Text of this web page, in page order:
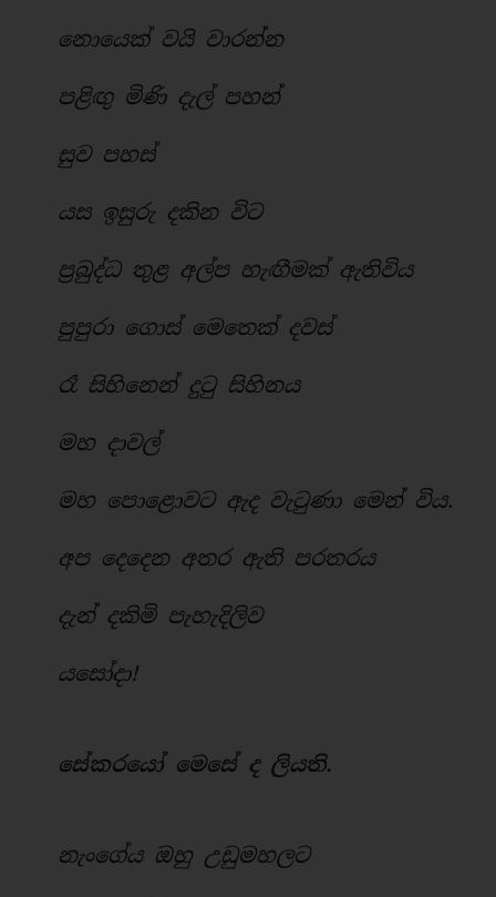
නොයෙක් වයි වාරන්න
පළිඟු මිණි දැල් පහන්
සුව පහස්
යස ඉසුරු දකින විට
ප්‍රබුද්ධ තුළ අල්ප හැඟීමක් ඇතිවිය
පුපුරා ගොස් මෙතෙක් දවස්
රෑ සිහිනෙන් දුටු සිහිනය
මහ දාවල්
මහ පොළොවට ඇද වැටුණා මෙන් විය.
අප දෙදෙන අතර ඇති පරතරය
දැන් දකිමි පැහැදිලිව
යසෝදා!
සේකරයෝ මෙසේ ද ලියති.
නැංගේය ඔහු උඩුමහලට